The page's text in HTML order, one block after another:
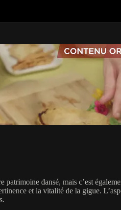
dansé, mais c’est
et la vitalité de la gigue.